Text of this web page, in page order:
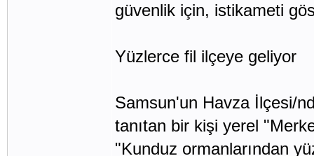
güvenlik için, istikameti
Yüzlerce fil ilçeye geliyor
Samsun'un Havza İlçesi/
tanıtan bir kişi yerel
"Kunduz ormanlarından